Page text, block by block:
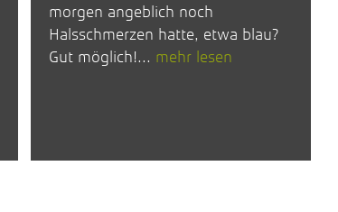
morgen angeblich noch
Halsschmerzen hatte, etwa blau?
Gut möglich!... mehr lesen